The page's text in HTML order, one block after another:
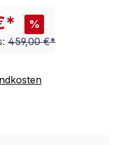
%
459,00 €*